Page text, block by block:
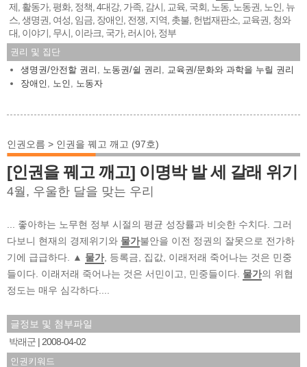
제 활동가, 평화, 정책 4대강, 가족 감시 교육 국회 노동 노동권 노인 뉴
스 생명권 여성 임금 장애인 전쟁 지역 촛불 헌법재판소 교육권 청와
대 이야기 무시 이라크 국가, 러시아, 정부
권리 및 집단
생명권/안전할 권리
노동권/쉴 권리
교육권/문화와 과학을 누릴 권리
장애인
노인 노동자
인권오름 > 인권을 꿰고 깨고 (97호)
[인권을 꿰고 깨고] 이명박 발 세 갈래 위기
4월, 우울한 달을 맞는 우리
... 좋아하는 노무현 정부 시절의 평균 성장률과 비슷한 수치다. 그러
다보니 현재의 경제위기와 물가불안을 이전 정권의 잘못으로 전가하
기에 급급하다. ▲ 물가, 등록금, 집값, 이래저래 죽어나는 것은 민중
들이다. 이래저래 죽어나는 것은 서민이고, 민중들이다. 물가의 위협
정도는 매우 심각하다....
글정보 및 첨부파일
박래군
2008-04-02
인권키워드